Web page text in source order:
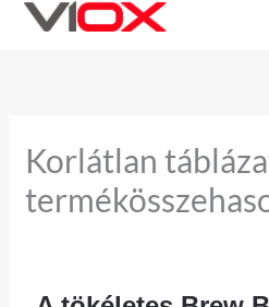
Ugrás
Korlátlan